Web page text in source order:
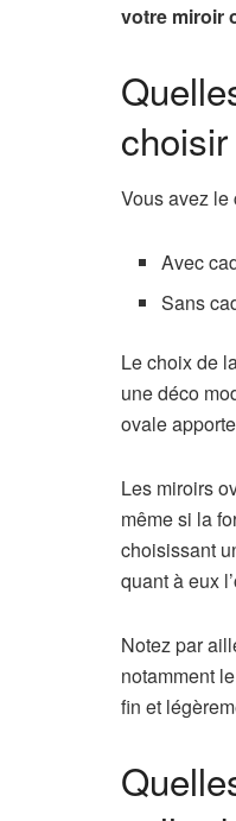
votre miroir
Vous avez le
Avec
Sans
Le choix de
une déco
ovale
Les miroirs
même si la
choisissant
quant à eux
Notez par
notamment
fin et